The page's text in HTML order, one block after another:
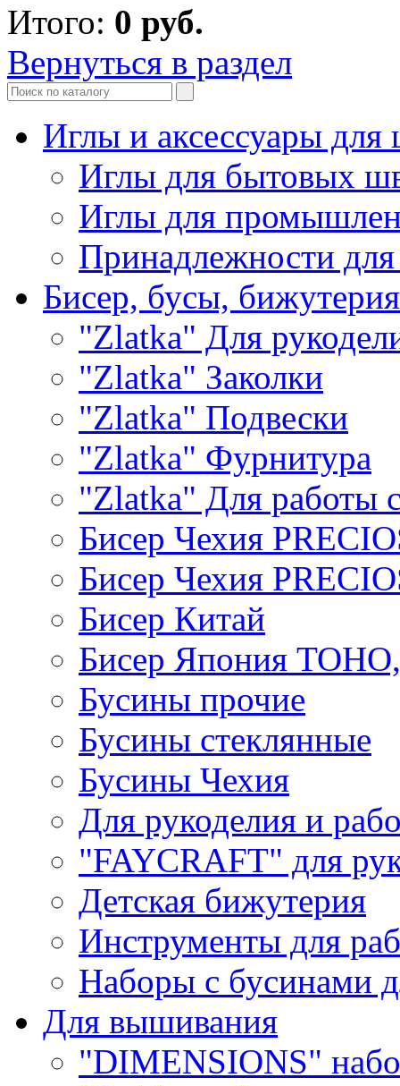
Итого: 0 руб.
Вернуться в раздел
Иглы и аксессуары
Иглы для бытовых
Иглы для
Принадлежности
Бисер, бусы, бижутерия
"Zlatka" Для
"Zlatka" Заколки
"Zlatka" Подвески
"Zlatka" Фурнитура
"Zlatka" Для работы
Бисер Чехия
Бисер Чехия
Бисер Китай
Бисер Япония
Бусины прочие
Бусины стеклянные
Бусины Чехия
Для рукоделия и
"FAYCRAFT" для
Детская бижутерия
Инструменты для
Наборы с бусинами
Для вышивания
"DIMENSIONS"